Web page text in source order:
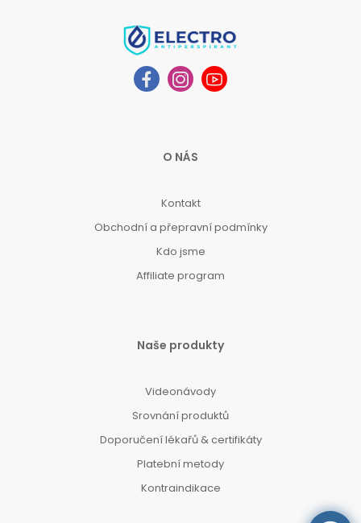
O NÁS
Kontakt
Obchodní a přepravní podmínky
Kdo jsme
Affiliate program
Naše produkty
Videonávody
Srovnání produktů
Doporučení lékařů & certifikáty
Platební metody
Kontraindikace